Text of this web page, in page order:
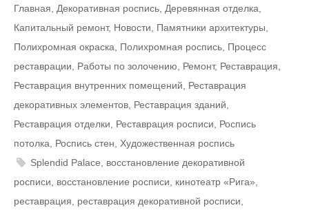
Главная, Декоративная роспись, Деревянная отделка,
Капитальный ремонт, Новости, Памятники архитектуры,
Полихромная окраска, Полихромная роспись, Процесс
реставрации, Работы по золочению, Ремонт, Реставрация,
Реставрация внутренних помещений, Реставрация
декоративных элементов, Реставрация зданий,
Реставрация отделки, Реставрация росписи, Роспись
потолка, Роспись стен, Художественная роспись
Splendid Palace, восстановление декоративной
росписи, восстановление росписи, кинотеатр «Рига»,
реставрация, реставрация декоративной росписи,